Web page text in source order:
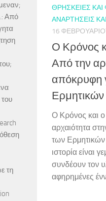
ΘΡΗΣΚΕΊΕΣ
ΑΝΑΡΤΉΣΕΙΣ
16
Ο Κρόνος
Από την
απόκρυφη
Ο Κρόνος και
αρχαιότητα
των
ιστορία είναι
συνδέουν τον
αφηρημένες
Από
τη